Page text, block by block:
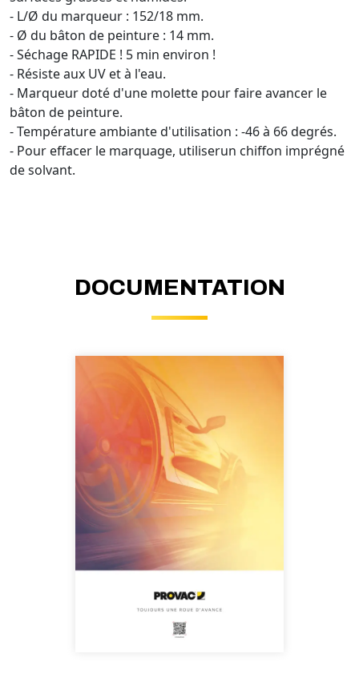
- L/Ø du marqueur : 152/18 mm.
- Ø du bâton de peinture : 14 mm.
- Séchage RAPIDE ! 5 min environ !
- Résiste aux UV et à l'eau.
- Marqueur doté d'une molette pour faire avancer le
bâton de peinture.
- Température ambiante d'utilisation : -46 à 66 degrés.
- Pour effacer le marquage, utiliserun chiffon imprégné
de solvant.
DOCUMENTATION